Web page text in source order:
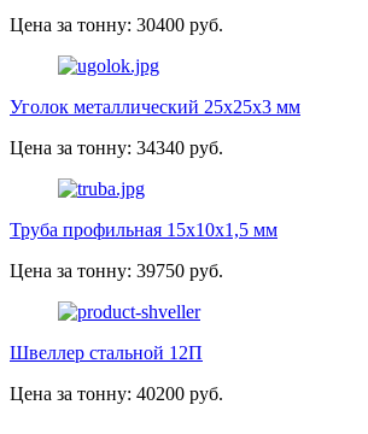
Цена за тонну: 30400 руб.
Уголок металлический 25х25х3 мм
Цена за тонну: 34340 руб.
Труба профильная 15х10х1,5 мм
Цена за тонну: 39750 руб.
Швеллер стальной 12П
Цена за тонну: 40200 руб.